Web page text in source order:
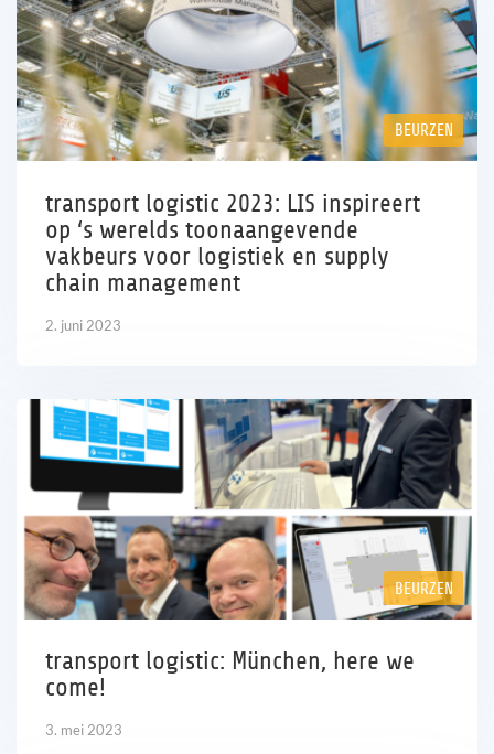
BEURZEN
transport logistic 2023: LIS inspireert
op ‘s werelds toonaangevende
vakbeurs voor logistiek en supply
chain management
2. juni 2023
BEURZEN
transport logistic: München, here we
come!
3. mei 2023